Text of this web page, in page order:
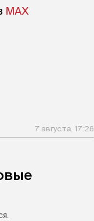
MAX
7 августа, 17:26